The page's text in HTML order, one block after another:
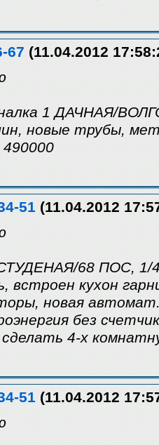
67 (11.04.2012
1 ДАЧНАЯ/
новые трубы,
51 (11.04.2012
68 ПОС, 1/
встроен кухон
новая
без
4-х
51 (11.04.2012